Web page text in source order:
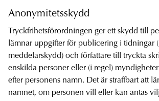
Anonymitetsskydd
Tryckfrihetsförordningen ger ett skydd till
lämnar uppgifter för publicering i tidningar
meddelarskydd) och författare till tryckta
enskilda personer eller (i regel)
efter personens namn. Det är straffbart att
namnet, om personen vill eller kan antas